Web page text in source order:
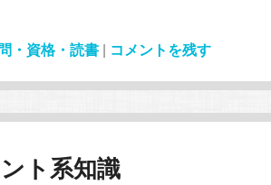
・資格・読書 | コメントを残す
ト系知識